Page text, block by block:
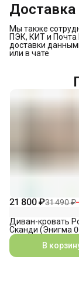
Доставка
Мы также
ПЭК, КИТ и Почта
доставки
или в чате
21 800 ₽31 490 ₽
Диван-кровать
Сканди (Энигма
В